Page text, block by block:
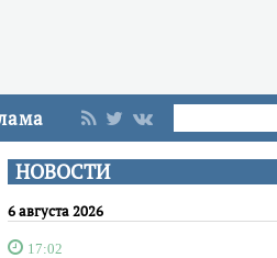
НОВОСТИ
6 августа 2026
17:02